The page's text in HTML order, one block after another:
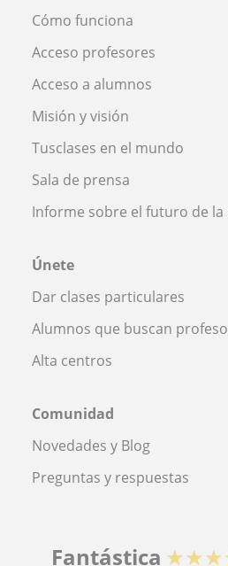
Cómo funciona
Acceso profesores
Acceso a alumnos
Misión y visión
Tusclases en el mundo
Sala de prensa
Informe sobre el futuro de la
Únete
Dar clases particulares
Alumnos que buscan
Alta centros
Comunidad
Novedades y Blog
Preguntas y respuestas
Fantástica